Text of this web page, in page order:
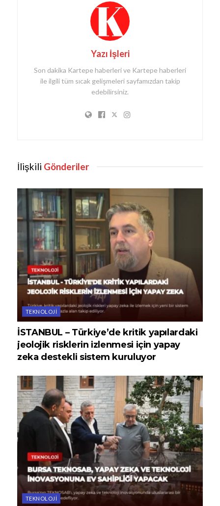
Yazı İşleri
Son dakika Kartepe haberleri ve Kartepe haberleri
ile ilgili tüm sıcak gelişmeleri sayfamızdan takip
edebilirsiniz.
İlişkili Gönderiler
TEKNOLOJI
İSTANBUL – Türkiye’de kritik yapılardaki
jeolojik risklerin izlenmesi için yapay
zeka destekli sistem kuruluyor
TEKNOLOJI